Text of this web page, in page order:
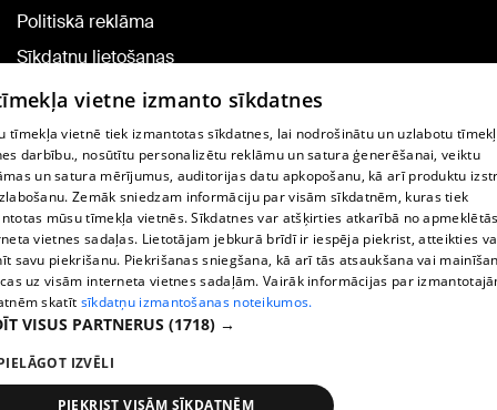
Politiskā reklāma
Sīkdatņu lietošanas
noteikumi
Komentāru pievienošana
TV programma
Līguma noteikumi
360 Ziņu kontakti
Helio Media
Portāla palīdzības dienests: e-pasts -
All rights reserved.
vietne izmanto sīkdatnes
tīmekļa vietnē tiek izmantotas sīkdatnes, lai nodrošinātu un uzlabotu
darbību., nosūtītu personalizētu reklāmu un satura ģenerēšanai, veiktu
un satura mērījumus, auditorijas datu apkopošanu, kā arī produktu
Zemāk sniedzam informāciju par visām sīkdatnēm, kuras tiek
mūsu tīmekļa vietnēs. Sīkdatnes var atšķirties atkarībā no
vietnes sadaļas. Lietotājam jebkurā brīdī ir iespēja piekrist, atteikties
savu piekrišanu. Piekrišanas sniegšana, kā arī tās atsaukšana vai
uz visām interneta vietnes sadaļām. Vairāk informācijas par
skatīt sīkdatņu izmantošanas noteikumos.
VISUS PARTNERUS (1718) →
IZVĒLI
PIEKRIST VISĀM SĪKDATNĒM